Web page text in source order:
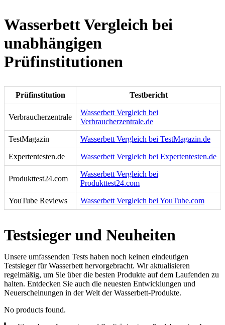
Wasserbett Vergleich bei
unabhängigen
Prüfinstitutionen
Prüfinstitution Testbericht
Verbraucherzentrale
Wasserbett Vergleich bei
Verbraucherzentrale.de
TestMagazin Wasserbett Vergleich bei TestMagazin.de
Expertentesten.de Wasserbett Vergleich bei Expertentesten.de
Produkttest24.com
Wasserbett Vergleich bei
Produkttest24.com
YouTube Reviews Wasserbett Vergleich bei YouTube.com
Testsieger und Neuheiten
Unsere umfassenden Tests haben noch keinen eindeutigen
Testsieger für Wasserbett hervorgebracht. Wir aktualisieren
regelmäßig, um Sie über die besten Produkte auf dem Laufenden zu
halten. Entdecken Sie auch die neuesten Entwicklungen und
Neuerscheinungen in der Welt der Wasserbett-Produkte.
No products found.